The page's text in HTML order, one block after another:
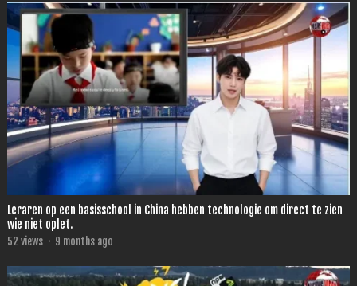
Leraren op een basisschool in China hebben technologie om direct te zien
wie niet oplet.
52 views · 9 months ago